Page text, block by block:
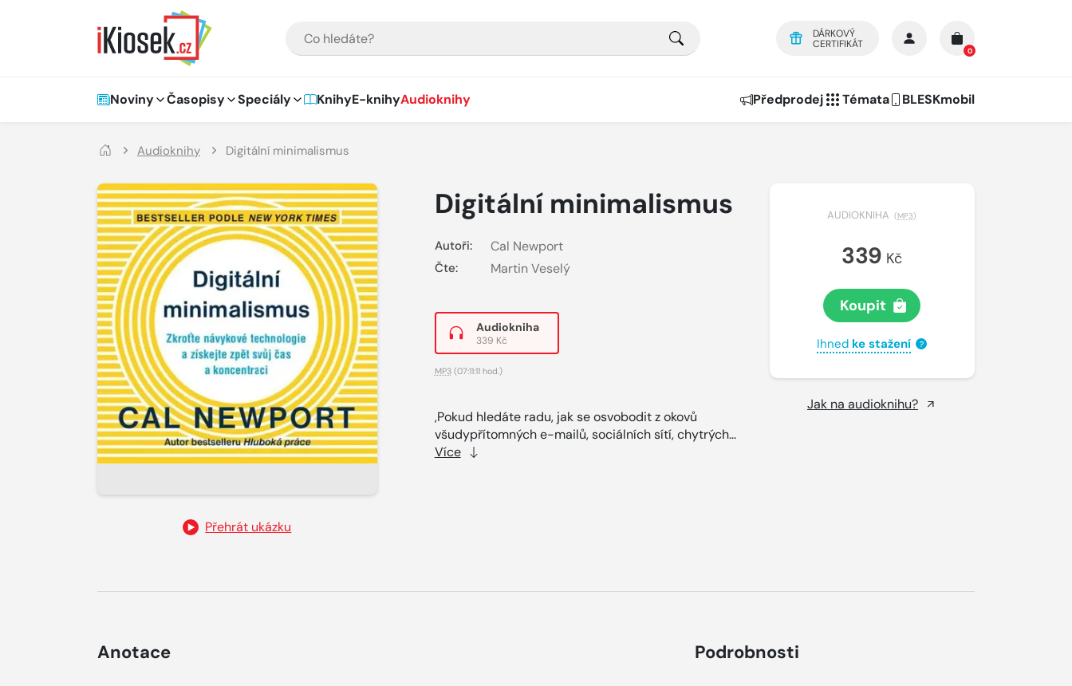
DÁRKOVÝ
CERTIFIKÁT
0
Hlavní navigace
Noviny Časopisy Speciály KnihyE-knihyAudioknihy Předprodej Témata BLESKmobil
Audioknihy Digitální minimalismus
Přehrát ukázku
Digitální minimalismus
Autoři: Cal Newport
Čte: Martin Veselý
Audiokniha
339 Kč
MP3(07:11:11 hod.)
,Pokud hledáte radu, jak se osvobodit z okovů
všudypřítomných e-mailů, sociálních sítí, chytrých...
Více
AUDIOKNIHA (MP3)
339 Kč
Koupit
Ihned ke stažení ?
Jak na audioknihu?
Anotace Podrobnosti